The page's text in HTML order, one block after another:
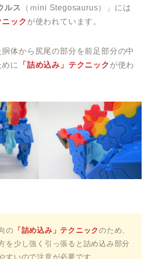
ルス
（ｍini Stegosaurus）」には
ニック が使われています。
体から尻尾の部分を前足部分の中
に
「詰め込み」テクニック が使わ
の 「詰め込み」テクニックのため、
を少し強く引っ張ると詰め込み部分
すいので注意が必要です。